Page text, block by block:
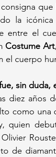
la
entre el
Costume Art
el cuerpo
sin
diez años
como una
quien
de